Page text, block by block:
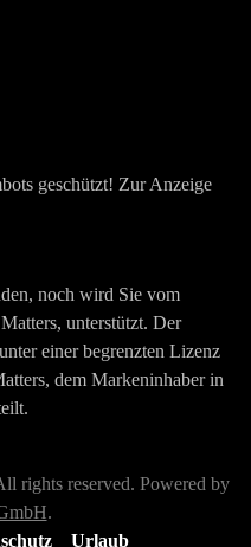
geschützt! Zur Anzeige
noch wird Sie vom
unterstützt. Der
einer begrenzten Lizenz
dem Markeninhaber in
rights reserved. Powered by
.
Urlaub